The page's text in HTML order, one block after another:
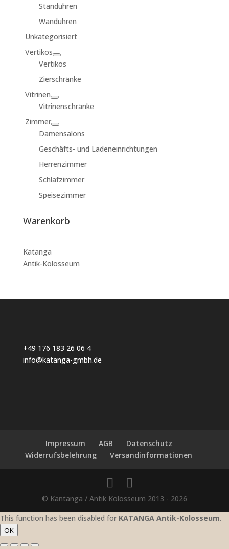
Standuhren
Wanduhren
Unkategorisiert
Vertikos
Vertikos
Zierschränke
Vitrinen
Vitrinenschränke
Zimmer
Damensalons
Geschäfts- und Ladeneinrichtungen
Herrenzimmer
Schlafzimmer
Speisezimmer
Warenkorb
Katanga
Antik-Kolosseum
+49 176 183 26 06 4
info@katanga-gmbh.de
Impressum AGB
Datenschutz
Widerrufsbelehrung
Versandinformationen
© Kantanga / Antik Kolosseum 2013 - 2026
This function has been disabled for KATANGA Antik-Kolosseum.
OK